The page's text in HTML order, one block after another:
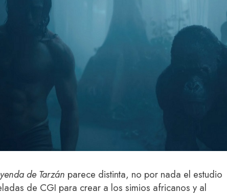
de Tarzán parece distinta, no por nada el estudio
de CGI para crear a los simios africanos y al